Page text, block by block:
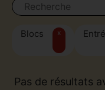
Blocs x
Pas de résultats